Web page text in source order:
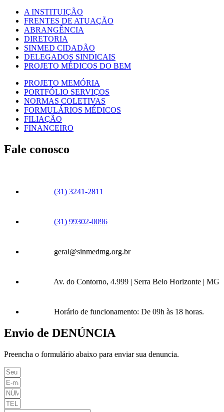
A INSTITUIÇÃO
FRENTES DE ATUAÇÃO
ABRANGÊNCIA
DIRETORIA
SINMED CIDADÃO
DELEGADOS SINDICAIS
PROJETO MÉDICOS DO BEM
PROJETO MEMÓRIA
PORTFÓLIO SERVIÇOS
NORMAS COLETIVAS
FORMULÁRIOS MÉDICOS
FILIAÇÃO
FINANCEIRO
Fale conosco
(31) 3241-2811
(31) 99302-0096
geral@sinmedmg.org.br
Av. do Contorno, 4.999 | Serra Belo Horizonte | MG
Horário de funcionamento: De 09h às 18 horas.
Envio de DENÚNCIA
Preencha o formulário abaixo para enviar sua denuncia.